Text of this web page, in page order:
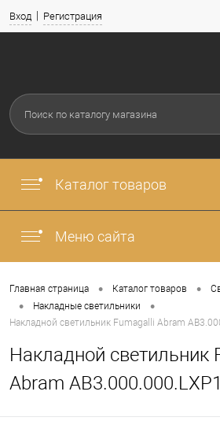
Вход Регистрация
Меню сайта
Каталог товаров
Главная страница • Каталог товаров •
• Накладные светильники •
Накладной светильник Fumagalli Abram
Накладной светильник
Abram